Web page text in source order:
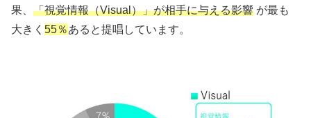
果、 「視覚情報（Visual）」が相手に与える影響 が最も
大きく 55％あると提唱しています。